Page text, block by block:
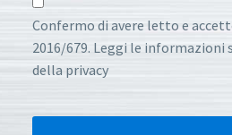
Confermo di avere letto e
2016/679. Leggi le informazioni
della privacy